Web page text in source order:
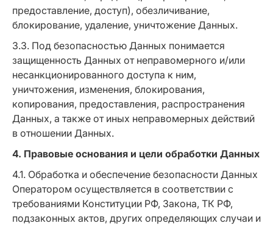
предоставление, доступ), обезличивание,
блокирование, удаление, уничтожение Данных.
3.3. Под безопасностью Данных понимается
защищенность Данных от неправомерного и/или
несанкционированного доступа к ним,
уничтожения, изменения, блокирования,
копирования, предоставления, распространения
Данных, а также от иных неправомерных действий
в отношении Данных.
4. Правовые основания и цели обработки Данных
4.1. Обработка и обеспечение безопасности Данных
Оператором осуществляется в соответствии с
требованиями Конституции РФ, Закона, ТК РФ,
подзаконных актов, других определяющих случаи и